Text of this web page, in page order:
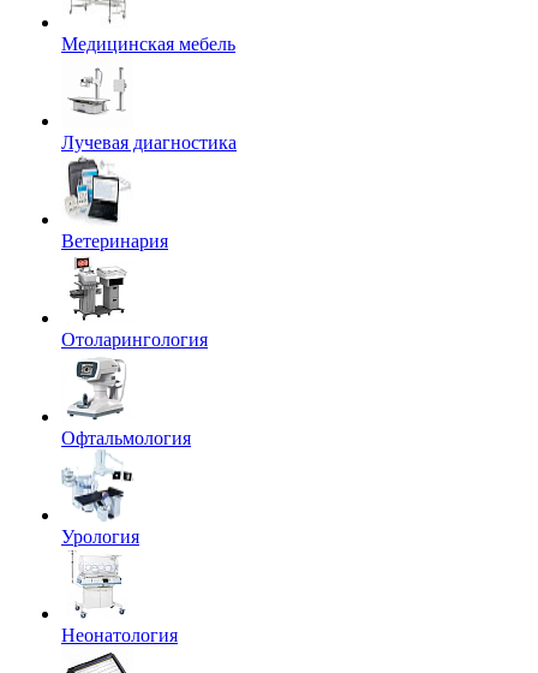
Медицинская мебель
Лучевая диагностика
Ветеринария
Отоларингология
Офтальмология
Урология
Неонатология